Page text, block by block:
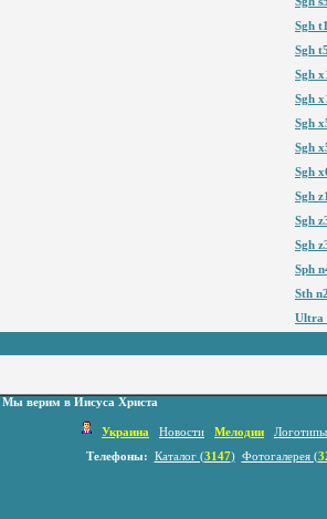
Sgh
Sgh
Sgh
Sgh
Sgh
Sgh
Sgh
Sgh
Sgh
Sgh
Sph
Sth
Ultra
Мы верим в Иисуса Христа
Украина Новости Мелодии Логотипы
Телефоны:
Каталог (3147) Фотогалерея (